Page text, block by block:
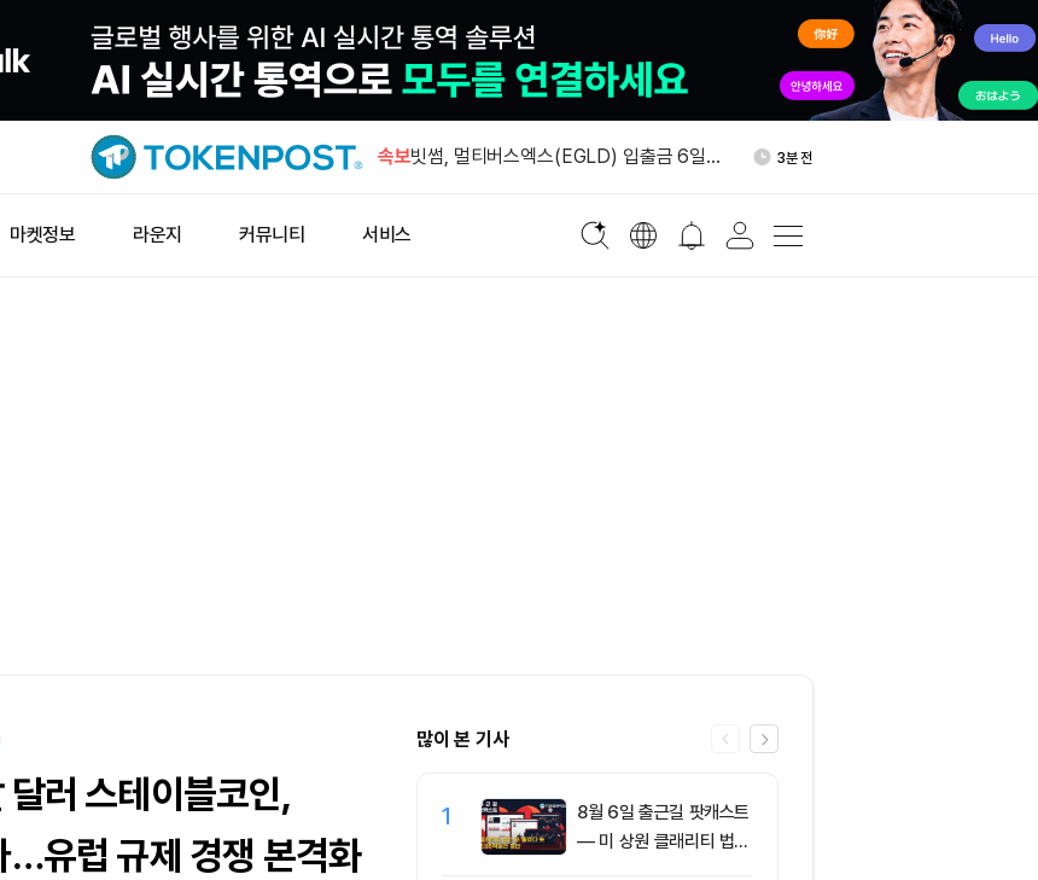
속보
장줘얼 “이번 비트코인 바닥 4만4016달
30분 전
빗썸, 멀티버스엑스(EGLD) 입출금 6일
3분 전
마켓정보 라운지 커뮤니티 서비스
러 스테이블코인,
…유럽 규제 경쟁 본격화
많이 본 기사
1
8월 6일 출근길 팟캐스트
— 미 상원 클래리티 법안